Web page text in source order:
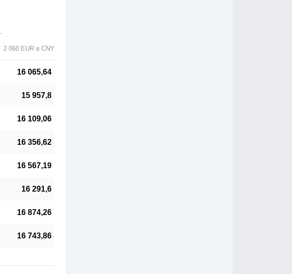
2 060 EUR в CNY
16 065,64
15 957,8
16 109,06
16 356,62
16 567,19
16 291,6
16 874,26
16 743,86